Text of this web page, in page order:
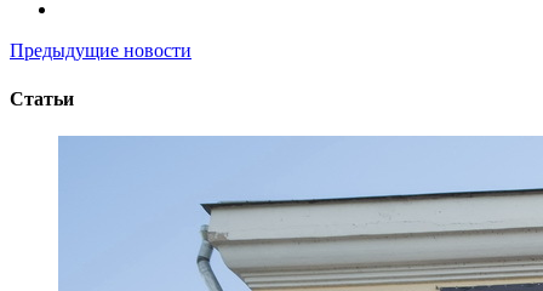
Предыдущие новости
Статьи